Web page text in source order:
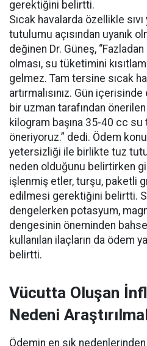
gerektiğini belirtti.
Sıcak havalarda özellikle
tutulumu açısından uyanık
değinen Dr. Güneş,
olması, su tüketimini
gelmez. Tam tersine sıcak
artırmalısınız. Gün içerisinde
bir uzman tarafından
kilogram başına 35-40 cc
öneriyoruz.” dedi. Ödem
yetersizliği ile birlikte tuz
neden olduğunu belirtirken
işlenmiş etler, turşu, paketli
edilmesi gerektiğini belirtti.
dengelerken potasyum,
dengesinin öneminden
kullanılan ilaçların da ödem
belirtti.
Vücutta Oluşan
Nedeni
Ödemin en sık